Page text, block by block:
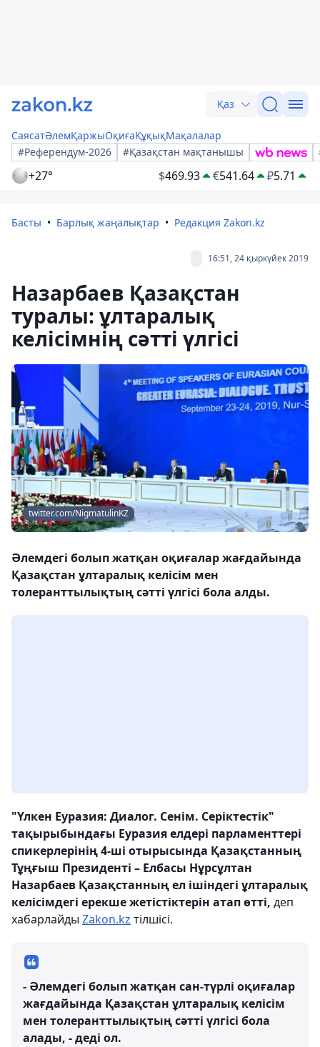
Қаз
СаясатӘлемҚаржыОқиғаҚұқықМақалалар
#Референдум-2026
#Қазақстан мақтанышы
+27° $469.93 €541.64 ₽5.71
Басты Барлық жаңалықтар Редакция Zakon.kz
16:51, 24 қыркүйек 2019
Назарбаев Қазақстан
туралы: ұлтаралық
келісімнің сәтті үлгісі
twitter.com/NigmatulinKZ
Әлемдегі болып жатқан оқиғалар жағдайында
Қазақстан ұлтаралық келісім мен
толеранттылықтың сәтті үлгісі бола алды.
"Үлкен Еуразия: Диалог. Сенім. Серіктестік"
тақырыбындағы Еуразия елдері парламенттері
спикерлерінің 4-ші отырысында Қазақстанның
Тұңғыш Президенті – Елбасы Нұрсұлтан
Назарбаев Қазақстанның ел ішіндегі ұлтаралық
келісімдегі ерекше жетістіктерін атап өтті, деп
хабарлайды Zakon.kz тілшісі.
- Әлемдегі болып жатқан сан-түрлі оқиғалар
жағдайында Қазақстан ұлтаралық келісім
мен толеранттылықтың сәтті үлгісі бола
алады, - деді ол.